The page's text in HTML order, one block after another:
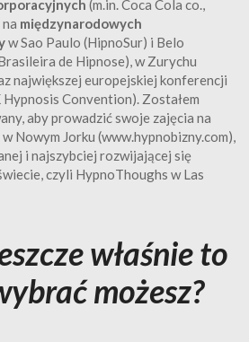
(m.in. Coca Cola co.,
międzynarodowych
w Sao Paulo (HipnoSur) i Belo
de Hipnose), w Zurychu
największej europejskiej konferencji
Convention). Zostałem
aby prowadzić swoje zajęcia na
Nowym Jorku (www.hypnobizny.com),
i najszybciej rozwijającej się
czyli HypnoThoughs w Las
właśnie to
możesz?